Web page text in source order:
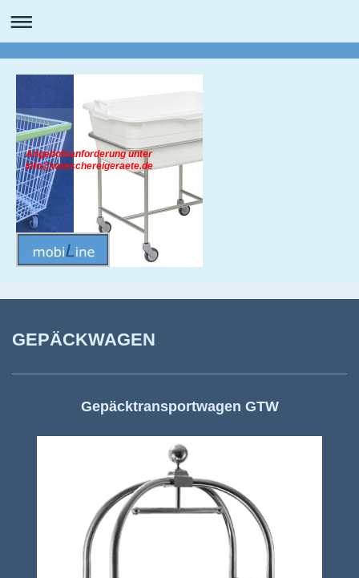
Angebotsanforderung unter
info@waeschereigeraete.de
GEPÄCKWAGEN
Gepäcktransportwagen GTW